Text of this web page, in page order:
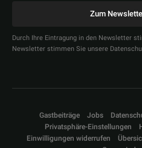
Zum
Durch Ihre Eintragung in den Newsletter
Newsletter stimmen Sie unsere
Gastbeiträge Jobs
Privatsphäre-Einstellungen
Einwilligungen widerrufen